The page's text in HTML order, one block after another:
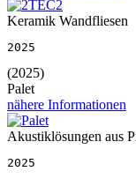
Keramik Wandfliesen
2025
(2025)
Palet
nähere Informationen
Akustiklösungen aus
2025